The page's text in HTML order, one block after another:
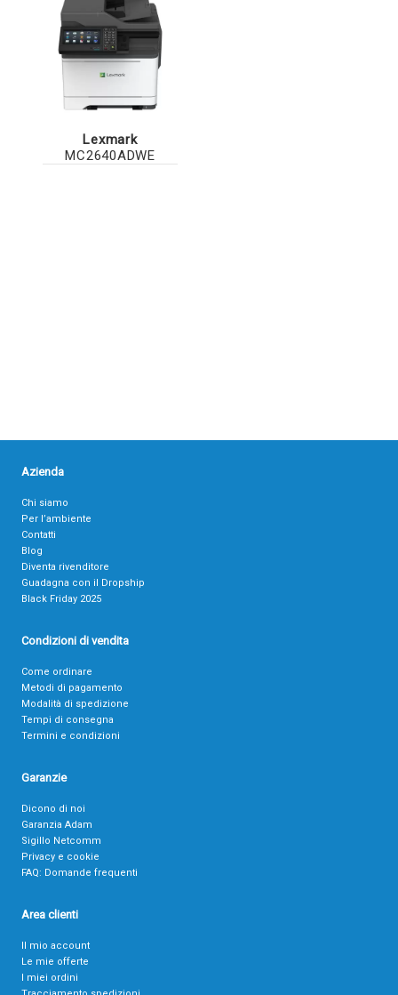
Lexmark
MC2640ADWE
Azienda
Chi siamo
Per l’ambiente
Contatti
Blog
Diventa rivenditore
Guadagna con il Dropship
Black Friday 2025
Condizioni di vendita
Come ordinare
Metodi di pagamento
Modalità di spedizione
Tempi di consegna
Termini e condizioni
Garanzie
Dicono di noi
Garanzia Adam
Sigillo Netcomm
Privacy e cookie
FAQ: Domande frequenti
Area clienti
Il mio account
Le mie offerte
I miei ordini